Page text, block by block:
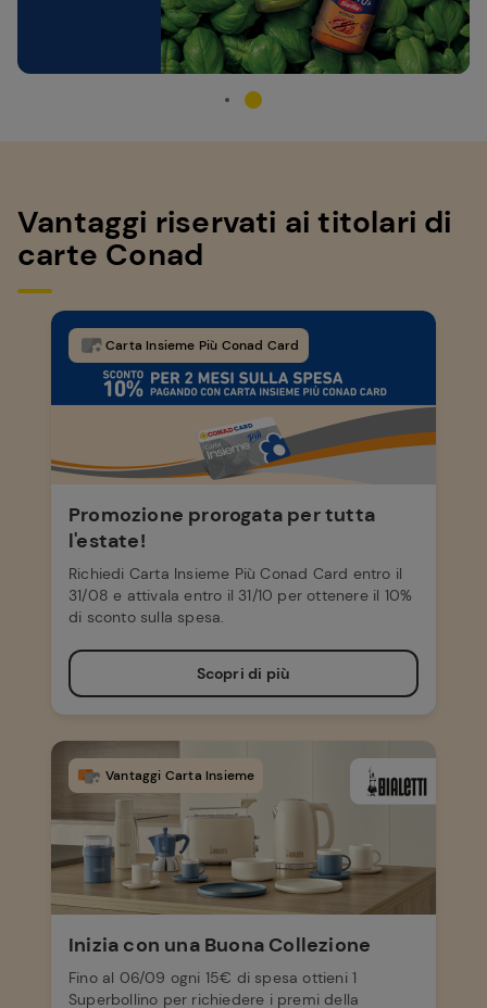
Vantaggi riservati ai titolari di
carte Conad
Carta Insieme Più Conad Card
Promozione prorogata per tutta
l'estate!
Richiedi Carta Insieme Più Conad Card entro il
31/08 e attivala entro il 31/10 per ottenere il 10%
di sconto sulla spesa.
Scopri di più
Vantaggi Carta Insieme
Inizia con una Buona Collezione
Fino al 06/09 ogni 15€ di spesa ottieni 1
Superbollino per richiedere i premi della